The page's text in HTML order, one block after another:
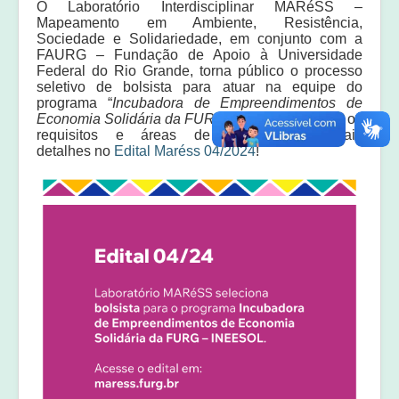
Equipe
Laudos e pareceres
O Laboratório Interdisciplinar MARéSS –
Mapeamento em Ambiente, Resistência,
Sociedade e Solidariedade, em conjunto com a
FAURG – Fundação de Apoio à Universidade
Federal do Rio Grande, torna público o processo
seletivo de bolsista para atuar na equipe do
programa “Incubadora de Empreendimentos de
Economia Solidária da FURG – INEESOL”. Veja os
requisitos e áreas de atuação em mais
detalhes no Edital Maréss 04/2024!